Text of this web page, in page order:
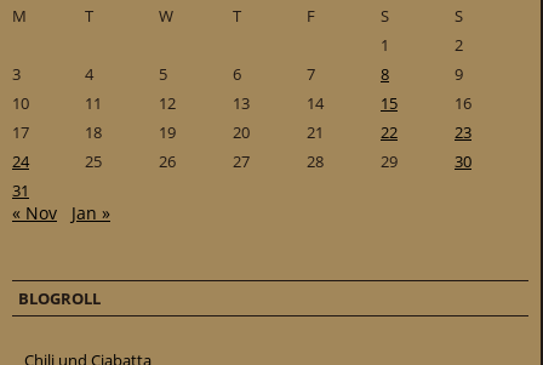
M
T W T F S
S
1
2
3
4 5 6 7 8
9
10
11 12 13 14 15
16
17
18 19 20 21 22
23
24
25 26 27 28 29
30
31
« Nov Jan »
BLOGROLL
Chili und Ciabatta